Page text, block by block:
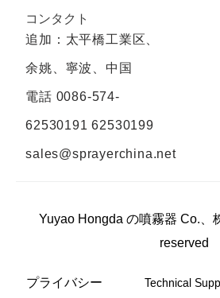
コンタクト
追加：太平橋工業区、
余姚、寧波、中国
電話 0086-574-
62530191 62530199
sales@sprayerchina.net
Yuyao Hongda の噴霧器 Co.、
reserved
プライバシー